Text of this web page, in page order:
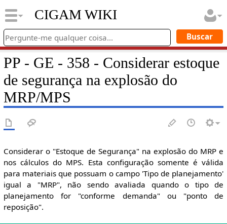
CIGAM WIKI
PP - GE - 358 - Considerar estoque
de segurança na explosão do
MRP/MPS
Considerar o "Estoque de Segurança" na explosão do MRP e
nos cálculos do MPS. Esta configuração somente é válida
para materiais que possuam o campo 'Tipo de planejamento'
igual a "MRP", não sendo avaliada quando o tipo de
planejamento for "conforme demanda" ou "ponto de
reposição".